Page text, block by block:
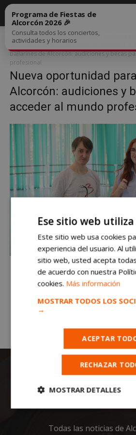
Inicio
Nueva oportunidad para bailarines
becas para acceder al mundo profesional
bailarines de Alcorcón: audiciones y becas
profesional
Nueva oportunidad
Alcorcón: audiciones y
acceder al mundo
Programa de Fiestas de
Alcorcón 2026 🎉
Consulta todos los conciertos,
actividades y horarios
Todas las noticias de
Ese sitio web
Este sitio web usa cookies
experiencia del usuario. Al
sitio web, usted acepta
de acuerdo con nuestra
cookies. Más información
MOSTRAR TODOS LOS
→
ACEPTAR
RECHAZAR
MOSTRAR DETALLES
Cookies
necesarias